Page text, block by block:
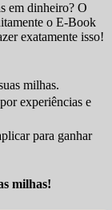
em dinheiro? O
o E-Book
exatamente isso!
milhas.
experiências e
para ganhar
milhas!